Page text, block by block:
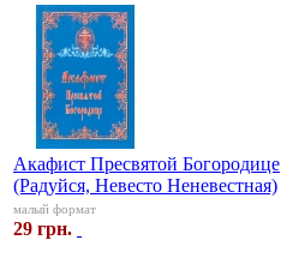
Акафист Пресвятой Богородице
(Радуйся, Невесто Неневестная)
малый формат
29 грн.